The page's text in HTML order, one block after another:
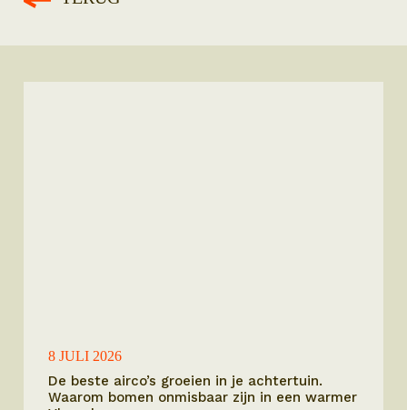
8 JULI 2026
De beste airco’s groeien in je achtertuin.
Waarom bomen onmisbaar zijn in een warmer